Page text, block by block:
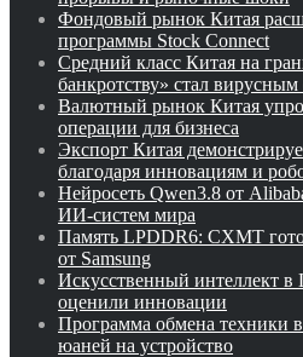
Фондовый рынок Китая
программы Stock Connect
Средний класс Китая на
банкротству» стал
Валютный рынок Китая
операции для бизнеса
Экспорт Китая
благодаря инновациям и
Нейросеть Qwen3.8 от
ИИ-систем мира
Память LPDDR6: CXMT
от Samsung
Искусственный интеллект
оценили инновации
Программа обмена техники
юаней на устройство